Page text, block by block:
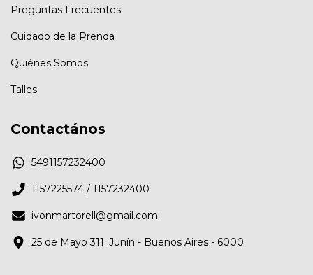
Preguntas Frecuentes
Cuidado de la Prenda
Quiénes Somos
Talles
Contactános
5491157232400
1157225574 / 1157232400
ivonmartorell@gmail.com
25 de Mayo 311. Junín - Buenos Aires - 6000